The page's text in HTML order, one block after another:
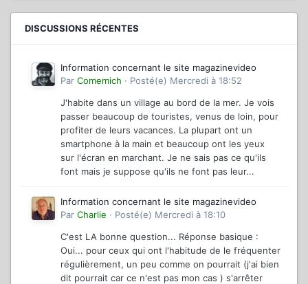
DISCUSSIONS RÉCENTES
Information concernant le site magazinevideo
Par Comemich · Posté(e) Mercredi à 18:52
J'habite dans un village au bord de la mer. Je vois
passer beaucoup de touristes, venus de loin, pour
profiter de leurs vacances. La plupart ont un
smartphone à la main et beaucoup ont les yeux
sur l'écran en marchant. Je ne sais pas ce qu'ils
font mais je suppose qu'ils ne font pas leur...
Information concernant le site magazinevideo
Par Charlie · Posté(e) Mercredi à 18:10
C'est LA bonne question... Réponse basique :
Oui... pour ceux qui ont l'habitude de le fréquenter
régulièrement, un peu comme on pourrait (j'ai bien
dit pourrait car ce n'est pas mon cas ) s'arrêter